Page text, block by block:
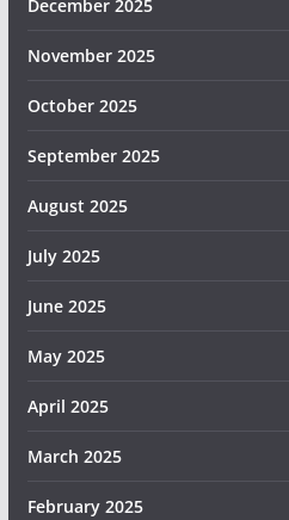
December 2025
November 2025
October 2025
September 2025
August 2025
July 2025
June 2025
May 2025
April 2025
March 2025
February 2025